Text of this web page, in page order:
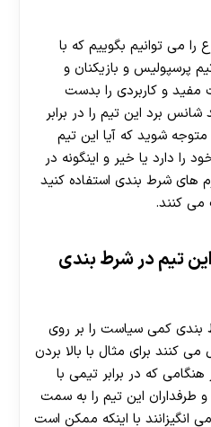
را می توانیم بگوییم که با
پرسپولیس و بازیکنان و
مفید و کاربردی را بدست
برد این تیم را در برابر
شوید که آیا این تیم
دارد یا خیر و اینگونه در
های شرط بندی استفاده کنید
می کنند.
تیم در شرط بندی
بندی کمی سیاست را بر روی
کنند برای مثال با بالا بردن
که در برابر تیمی با
و طرفداران این تیم را به سمت
انگیزانند با اینکه ممکن است